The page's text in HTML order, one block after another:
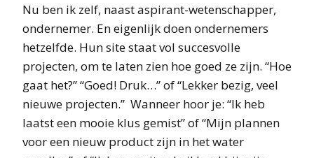
Nu ben ik zelf, naast aspirant-wetenschapper,
ondernemer. En eigenlijk doen ondernemers
hetzelfde. Hun site staat vol succesvolle
projecten, om te laten zien hoe goed ze zijn. “Hoe
gaat het?” “Goed! Druk…” of “Lekker bezig, veel
nieuwe projecten.” Wanneer hoor je: “Ik heb
laatst een mooie klus gemist” of “Mijn plannen
voor een nieuw product zijn in het water